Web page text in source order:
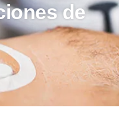
de